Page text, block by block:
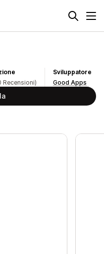
Recensioni)
Sviluppatore
Good Apps